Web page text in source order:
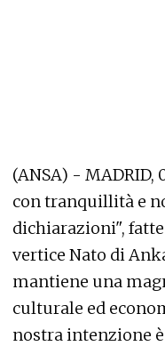
(ANSA) - MADRID,
con tranquillità e
dichiarazioni",
vertice Nato di
mantiene una
culturale ed
nostra intenzione